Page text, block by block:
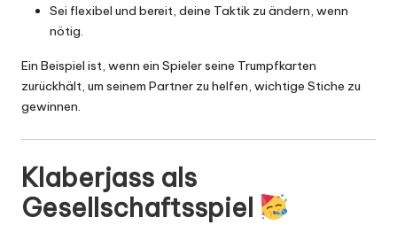
Sei flexibel und bereit, deine Taktik zu ändern, wenn
nötig.
Ein Beispiel ist, wenn ein Spieler seine Trumpfkarten
zurückhält, um seinem Partner zu helfen, wichtige Stiche zu
gewinnen.
Klaberjass als
Gesellschaftsspiel